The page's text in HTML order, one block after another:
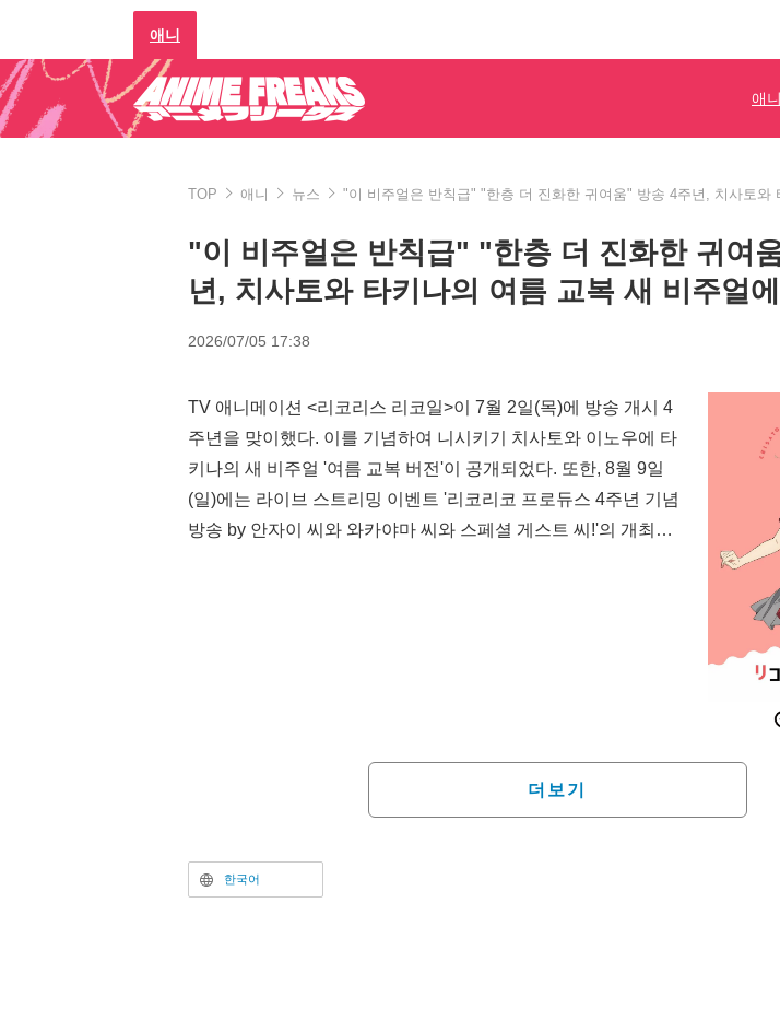
애니
애
TOP 애니 뉴스 "이 비주얼은 반칙급" "한층 더 진화한 귀여움" 방송 4주년, 치사토와
"이 비주얼은 반칙급" "한층 더 진화한 귀여
년, 치사토와 타키나의 여름 교복 새 비주얼
2026/07/05 17:38
TV 애니메이션 <리코리스 리코일>이 7월 2일(목)에 방송 개시 4
주년을 맞이했다. 이를 기념하여 니시키기 치사토와 이노우에 타
키나의 새 비주얼 '여름 교복 버전'이 공개되었다. 또한, 8월 9일
(일)에는 라이브 스트리밍 이벤트 '리코리코 프로듀스 4주년 기념
방송 by 안자이 씨와 와카야마 씨와 스페셜 게스트 씨!'의 개최도
더보기
한국어